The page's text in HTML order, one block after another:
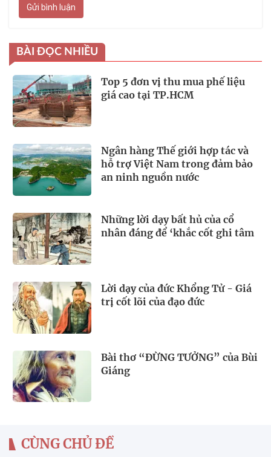
Gửi bình luận
BÀI ĐỌC NHIỀU
Top 5 đơn vị thu mua phế liệu
giá cao tại TP.HCM
Ngân hàng Thế giới hợp tác và
hỗ trợ Việt Nam trong đảm bảo
an ninh nguồn nước
Những lời dạy bất hủ của cổ
nhân đáng để ‘khắc cốt ghi tâm
Lời dạy của đức Khổng Tử - Giá
trị cốt lõi của đạo đức
Bài thơ “ĐỪNG TƯỞNG” của Bùi
Giáng
CÙNG CHỦ ĐỀ